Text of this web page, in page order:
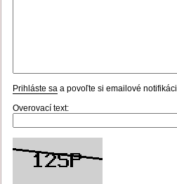
Prihláste sa a povoľte si emailové
Overovací text: